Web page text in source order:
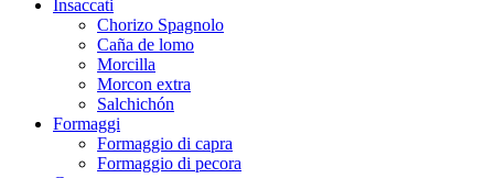
Insaccati
Chorizo Spagnolo
Caña de lomo
Morcilla
Morcon extra
Salchichón
Formaggi
Formaggio di capra
Formaggio di pecora